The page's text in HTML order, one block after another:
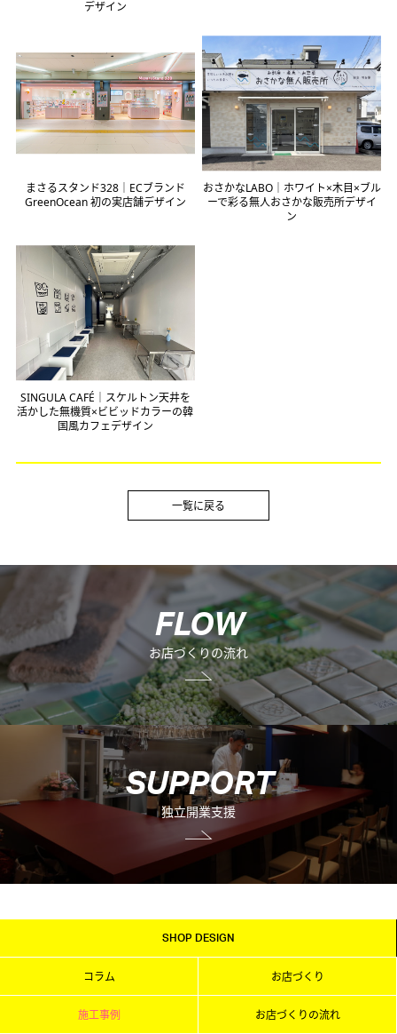
デザイン
まさるスタンド328｜ECブランド
GreenOcean 初の実店舗デザイン
おさかなLABO｜ホワイト×木目×ブル
ーで彩る無人おさかな販売所デザイ
ン
SINGULA CAFÉ｜スケルトン天井を
活かした無機質×ビビッドカラーの韓
国風カフェデザイン
一覧に戻る
FLOW
お店づくりの流れ
SUPPORT
独立開業支援
SHOP DESIGN
コラム お店づくり
施工事例 お店づくりの流れ